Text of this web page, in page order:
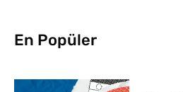
En Popüler